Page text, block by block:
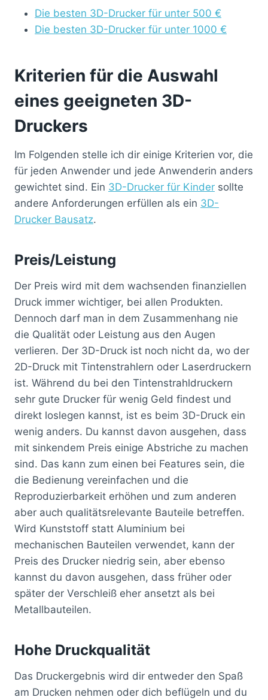
Die besten 3D-Drucker für unter 500 €
Die besten 3D-Drucker für unter 1000 €
Kriterien für die Auswahl
eines geeigneten 3D-
Druckers
Im Folgenden stelle ich dir einige Kriterien vor, die
für jeden Anwender und jede Anwenderin anders
gewichtet sind. Ein 3D-Drucker für Kinder sollte
andere Anforderungen erfüllen als ein 3D-
Drucker Bausatz.
Preis/Leistung
Der Preis wird mit dem wachsenden finanziellen
Druck immer wichtiger, bei allen Produkten.
Dennoch darf man in dem Zusammenhang nie
die Qualität oder Leistung aus den Augen
verlieren. Der 3D-Druck ist noch nicht da, wo der
2D-Druck mit Tintenstrahlern oder Laserdruckern
ist. Während du bei den Tintenstrahldruckern
sehr gute Drucker für wenig Geld findest und
direkt loslegen kannst, ist es beim 3D-Druck ein
wenig anders. Du kannst davon ausgehen, dass
mit sinkendem Preis einige Abstriche zu machen
sind. Das kann zum einen bei Features sein, die
die Bedienung vereinfachen und die
Reproduzierbarkeit erhöhen und zum anderen
aber auch qualitätsrelevante Bauteile betreffen.
Wird Kunststoff statt Aluminium bei
mechanischen Bauteilen verwendet, kann der
Preis des Drucker niedrig sein, aber ebenso
kannst du davon ausgehen, dass früher oder
später der Verschleiß eher ansetzt als bei
Metallbauteilen.
Hohe Druckqualität
Das Druckergebnis wird dir entweder den Spaß
am Drucken nehmen oder dich beflügeln und du